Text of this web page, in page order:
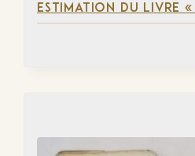
ESTIMATION DU LIVRE